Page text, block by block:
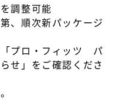
調整可能
、順次新パッケージ
プロ・フィッツ パ
せ」をご確認くださ